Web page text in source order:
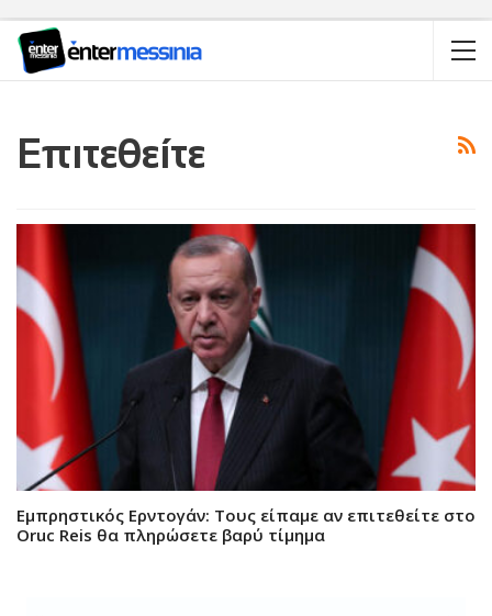
Επιτεθείτε
Εμπρηστικός Ερντογάν: Τους είπαμε αν επιτεθείτε στο
Oruc Reis θα πληρώσετε βαρύ τίμημα